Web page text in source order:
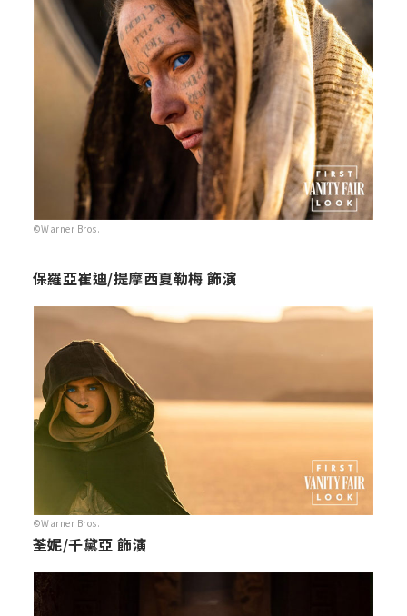
©Warner Bros.
保羅亞崔迪/提摩西夏勒梅 飾演
©Warner Bros.
荃妮/千黛亞 飾演